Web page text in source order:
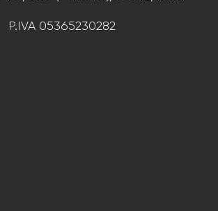
P.IVA 05365230282